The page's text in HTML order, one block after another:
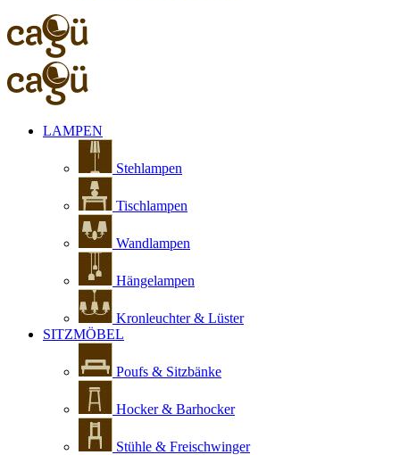
LAMPEN
Stehlampen
Tischlampen
Wandlampen
Hängelampen
Kronleuchter & Lüster
SITZMÖBEL
Poufs & Sitzbänke
Hocker & Barhocker
Stühle & Freischwinger